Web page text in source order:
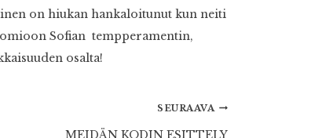
on hiukan hankaloitunut kun neiti
Sofian tempperamentin,
osalta!
SEURAAVA
MEIDÄN KODIN ESITTELY